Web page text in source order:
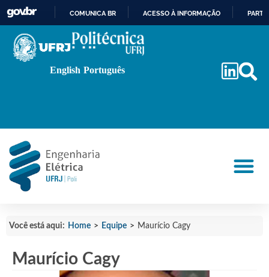
PARA
COMUNICA BR ACESSO À INFORMAÇÃO
English Português
Você está aqui: Home > Equipe > Maurício Cagy
Maurício Cagy